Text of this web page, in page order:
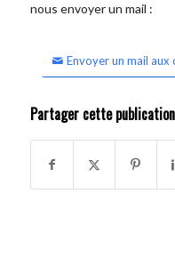
nous envoyer un mail :
Envoyer un mail
Partager cette publication